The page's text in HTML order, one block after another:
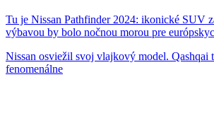
Tu je Nissan Pathfinder 2024: ikonické SUV
výbavou by bolo nočnou morou pre
Nissan osviežil svoj vlajkový model. Qashqai
fenomenálne